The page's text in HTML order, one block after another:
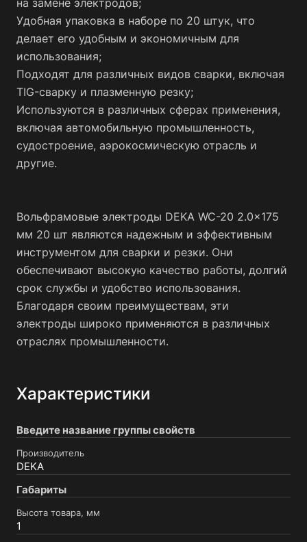
Удобная упаковка в наборе по 20 штук, что
делает его удобным и экономичным для
использования;
Подходят для различных видов сварки, включая
TIG-сварку и плазменную резку;
Используются в различных сферах применения,
включая автомобильную промышленность,
судостроение, аэрокосмическую отрасль и
другие.
Вольфрамовые электроды DEKA WC-20 2.0x175
мм 20 шт являются надежным и эффективным
инструментом для сварки и резки. Они
обеспечивают высокую качество работы, долгий
срок службы и удобство использования.
Благодаря своим преимуществам, эти
электроды широко применяются в различных
отраслях промышленности.
Характеристики
Введите название группы свойств
Производитель
DEKA
Габариты
Высота товара, мм
1